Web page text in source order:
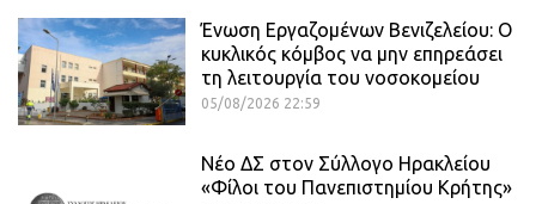
Ένωση Εργαζομένων Βενιζελείου: Ο
κυκλικός κόμβος να μην επηρεάσει
τη λειτουργία του νοσοκομείου
05/08/2026 22:59
Νέο ΔΣ στον Σύλλογο Ηρακλείου
«Φίλοι του Πανεπιστημίου Κρήτης»